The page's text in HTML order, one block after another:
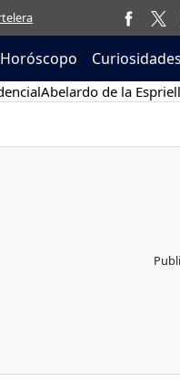
Horóscopo Curiosidades
Abelardo de la